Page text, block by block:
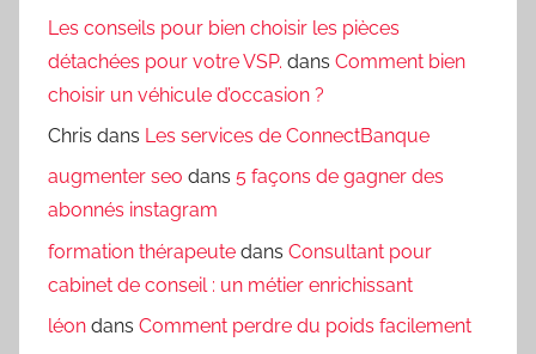
Les conseils pour bien choisir les pièces
détachées pour votre VSP. dans Comment bien
choisir un véhicule d’occasion ?
Chris dans Les services de ConnectBanque
augmenter seo dans 5 façons de gagner des
abonnés instagram
formation thérapeute dans Consultant pour
cabinet de conseil : un métier enrichissant
léon dans Comment perdre du poids facilement